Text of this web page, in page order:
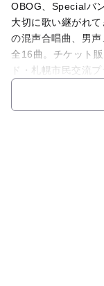
OBOG、Specialバ
大切に歌い継がれ
の混声合唱曲、男声
全16曲。チケット
ド・札幌市民交流